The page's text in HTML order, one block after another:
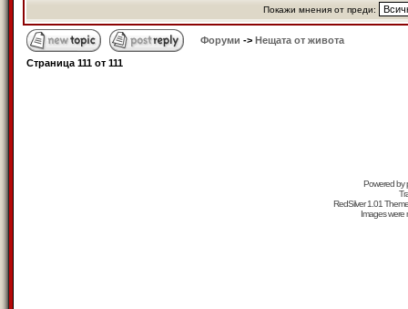
Покажи мнения от преди:
Форуми -> Нещата от живота
Страница 111 от 111
Powered by
RedSilver 1.01
Images were